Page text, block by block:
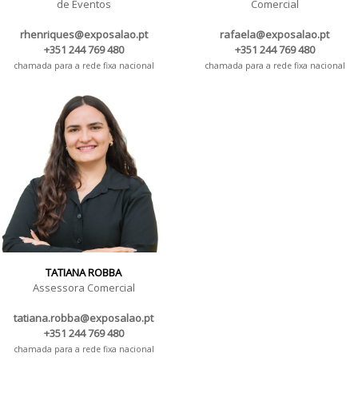
de Eventos
rhenriques@exposalao.pt
+351 244 769 480
chamada para a rede fixa nacional
Comercial
rafaela@exposalao.pt
+351 244 769 480
chamada para a rede fixa nacional
TATIANA ROBBA
Assessora Comercial
tatiana.robba@exposalao.pt
+351 244 769 480
chamada para a rede fixa nacional